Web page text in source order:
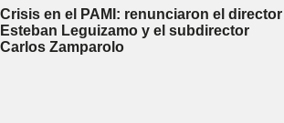
Crisis en el PAMI: renunciaron el director
Esteban Leguizamo y el subdirector
Carlos Zamparolo